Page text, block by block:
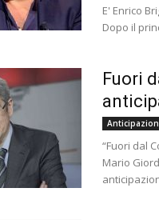
E' Enrico
Dopo il
Fuori
“Fuori dal
Mario